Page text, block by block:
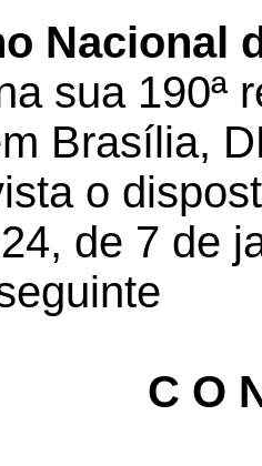
Nacional
sua 190ª
Brasília,
o
de 7 de
C O